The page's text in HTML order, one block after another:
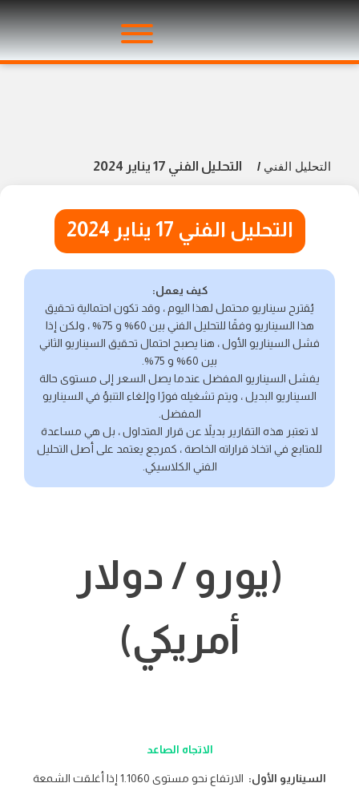
التحليل الفني / التحليل الفني 17 يناير 2024
التحليل الفني 17 يناير 2024
كيف يعمل:
يُقترح سيناريو محتمل لهذا اليوم ، وقد تكون احتمالية تحقيق
هذا السيناريو وفقًا للتحليل الفني بين 60% و 75% ، ولكن إذا
فشل السيناريو الأول ، هنا يصبح احتمال تحقيق السيناريو الثاني
بين 60% و 75%.
يفشل السيناريو المفضل عندما يصل السعر إلى مستوى حالة
السيناريو البديل ، ويتم تشغيله فورًا وإلغاء التنبؤ في السيناريو
المفضل.
لا تعتبر هذه التقارير بديلاً عن قرار المتداول ، بل هي مساعدة
للمتابع في اتخاذ قراراته الخاصة ، كمرجع يعتمد على أصل التحليل
الفني الكلاسيكي.
(يورو / دولار
أمريكي)
الاتجاه الصاعد
السيناريو الأول:
الارتفاع نحو مستوى 1.1060 إذا أغلقت الشمعة